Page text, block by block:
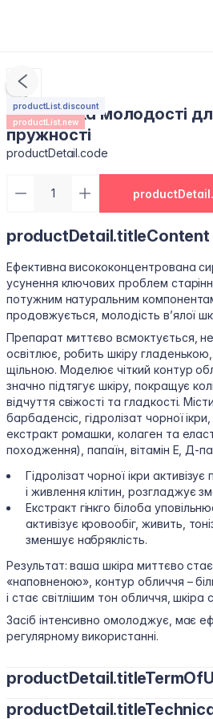
productList.discount
productList.new
Сироватка молодості
пружності
productDetail.code
productDetail.titleContent
Ефективна висококонцентрована
усунення ключових проблем
потужним натуральним
продовжується, молодість в’ялої
Препарат миттєво всмоктується, не
освітлює, робить шкіру
щільною. Моделює чіткий контур
значно підтягує шкіру, покращує
відчуття свіжості та гладкості.
барбаденсіс, гідролізат чорної ікри,
екстракт ромашки, колаген та
походження), папаїн, вітамін Е, Д-
Гідролізат чорної ікри
і живлення клітин, розгладжує
Екстракт гінкго білоба
активізує кровообіг, живить,
зменшує набряклість.
Результат: ваша шкіра миттєво стає
«наповненою», контур обличчя –
і стає світлішим тон обличчя, шкіра
Засіб інтенсивно омолоджує, має
регулярному використанні.
Нанесіть на чисту шкіру обличчя